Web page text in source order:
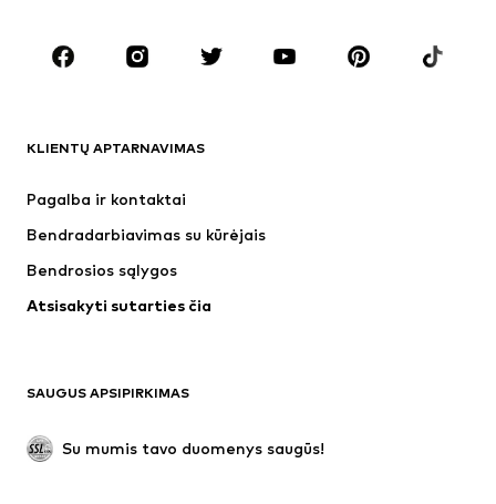
Aksesuarai
Premium
Naujienos
Apatiniai
Paltai
Proginiai
Išskirtiniai
KLIENTŲ APTARNAVIMAS
Pagalba ir kontaktai
Bendradarbiavimas su kūrėjais
Bendrosios sąlygos
Atsisakyti sutarties čia
SAUGUS APSIPIRKIMAS
Su mumis tavo duomenys saugūs!